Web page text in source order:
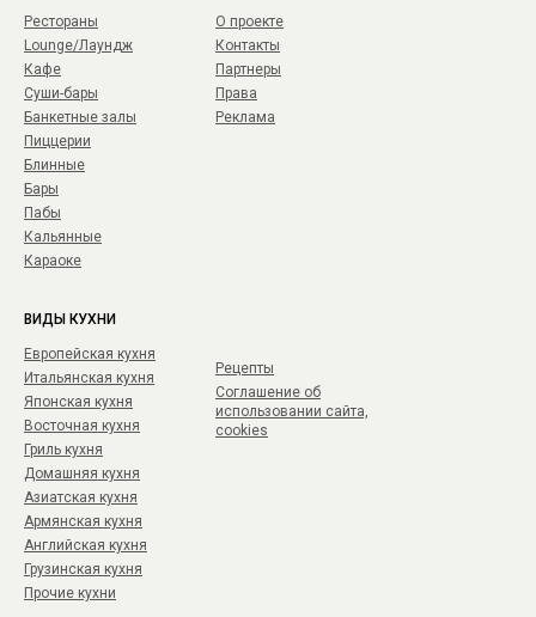
Рестораны
Lounge/Лаундж
Кафе
Суши-бары
Банкетные залы
Пиццерии
Блинные
Бары
Пабы
Кальянные
Караоке
О проекте
Контакты
Партнеры
Права
Реклама
ВИДЫ КУХНИ
Европейская кухня
Итальянская кухня
Японская кухня
Восточная кухня
Гриль кухня
Домашняя кухня
Азиатская кухня
Армянская кухня
Английская кухня
Грузинская кухня
Прочие кухни
Рецепты
Соглашение об
использовании сайта,
cookies